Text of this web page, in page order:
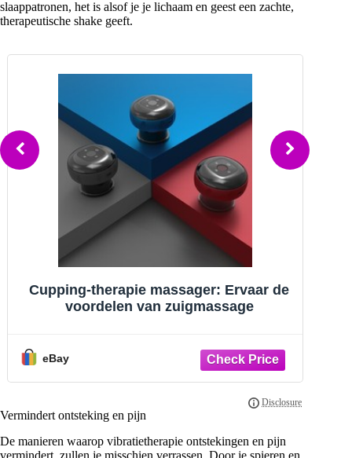
slaappatronen, het is alsof je je lichaam en geest een zachte,
therapeutische shake geeft.
Touch Screen ED Shockwave Therapy
Machine Body Shoulder Pain Relief ED
eBay
Vermindert ontsteking en pijn
De manieren waarop vibratietherapie ontstekingen en pijn
vermindert, zullen je misschien verrassen. Door je spieren en